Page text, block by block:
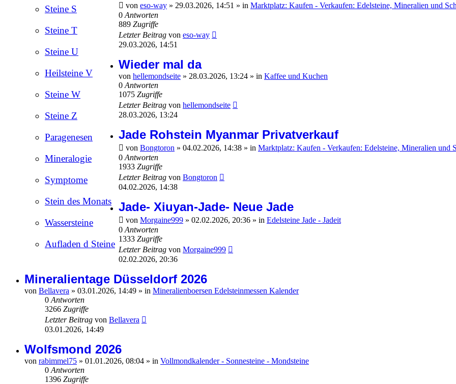
Steine S
Steine T
Steine U
Heilsteine V
Steine W
Steine Z
Paragenesen
Mineralogie
Symptome
Stein des Monats
Wassersteine
Aufladen d Steine
von eso-way » 29.03.2026, 14:51 » in Marktplatz: Kaufen - Verkaufen: Edelsteine, Mineralien und
0 Antworten
889 Zugriffe
Letzter Beitrag von eso-way
29.03.2026, 14:51
Wieder mal da
von hellemondseite » 28.03.2026, 13:24 » in Kaffee und Kuchen
0 Antworten
1075 Zugriffe
Letzter Beitrag von hellemondseite
28.03.2026, 13:24
Jade Rohstein Myanmar Privatverkauf
von Bongtoron » 04.02.2026, 14:38 » in Marktplatz: Kaufen - Verkaufen: Edelsteine, Mineralien und
0 Antworten
1933 Zugriffe
Letzter Beitrag von Bongtoron
04.02.2026, 14:38
Jade- Xiuyan-Jade- Neue Jade
von Morgaine999 » 02.02.2026, 20:36 » in Edelsteine Jade - Jadeit
0 Antworten
1333 Zugriffe
Letzter Beitrag von Morgaine999
02.02.2026, 20:36
Mineralientage Düsseldorf 2026
von Bellavera » 03.01.2026, 14:49 » in Mineralienboersen Edelsteinmessen Kalender
0 Antworten
3266 Zugriffe
Letzter Beitrag von Bellavera
03.01.2026, 14:49
Wolfsmond 2026
von rabimmel75 » 01.01.2026, 08:04 » in Vollmondkalender - Sonnesteine - Mondsteine
0 Antworten
1396 Zugriffe